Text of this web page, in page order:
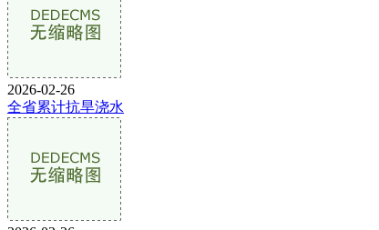
2026-02-26
全省累计抗旱浇水